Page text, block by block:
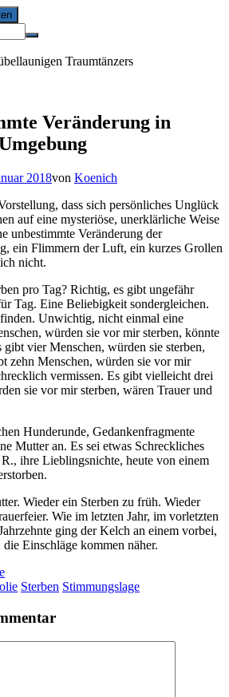
Traumtänzers
Veränderung in
2018von Koenich
dass sich persönliches Unglück
auf eine mysteriöse, unerklärliche Weise
unbestimmte Veränderung der
ein Flimmern der Luft, ein kurzes Grollen
nicht.
pro Tag? Richtig, es gibt ungefähr
Tag. Eine Beliebigkeit sondergleichen.
Unwichtig, nicht einmal eine
würden sie vor mir sterben, könnte
gibt vier Menschen, würden sie sterben,
zehn Menschen, würden sie vor mir
vermissen. Es gibt vielleicht drei
sie vor mir sterben, wären Trauer und
Hunderunde, Gedankenfragmente
Mutter an. Es sei etwas Schreckliches
ihre Lieblingsnichte, heute von einem
Wieder ein Sterben zu früh. Wieder
Wie im letzten Jahr, im vorletzten
ging der Kelch an einem vorbei,
Einschläge kommen näher.
Sterben Stimmungslage